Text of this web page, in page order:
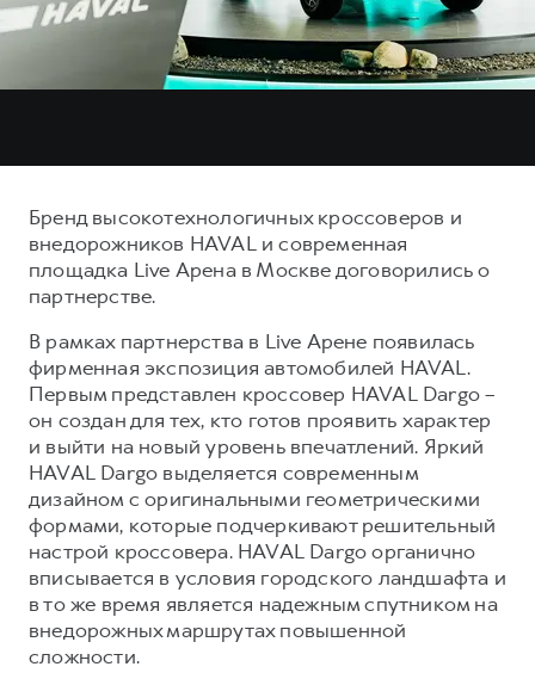
Тест-драйв
Страхование
Кредит
КОРПОРАТИВНЫМ КЛИЕНТАМ
Для малого бизнеса
Корпоративным клиентам
Крупным корпоративным клиентам
Система управления автопарком
Сервис для корпоративных клиентов
HAVAL Лизинг
СЕРВИСНОЕ ОБСЛУЖИВАНИЕ
ПОДДЕРЖКА
GWM Безопасность
Гарантия HAVAL
Мобильное приложение GWM
Программа «HAVAL Защита+»
Руководства по эксплуатации
Подписки
АКСЕССУАРЫ HAVAL
Автомобильные аксессуары
Коллекция PRO
Наша команда
Бренд высокотехнологичных кроссоверов и
внедорожников HAVAL и современная
площадка Live Арена в Москве договорились о
партнерстве.
В рамках партнерства в Live Арене появилась
фирменная экспозиция автомобилей HAVAL.
Первым представлен кроссовер HAVAL Dargo –
он создан для тех, кто готов проявить характер
и выйти на новый уровень впечатлений. Яркий
HAVAL Dargo выделяется современным
дизайном с оригинальными геометрическими
формами, которые подчеркивают решительный
настрой кроссовера. HAVAL Dargo органично
вписывается в условия городского ландшафта и
в то же время является надежным спутником на
внедорожных маршрутах повышенной
сложности.